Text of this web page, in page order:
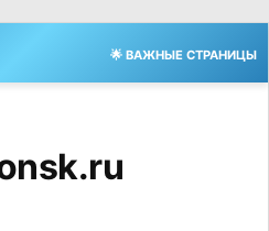
🌟 ВАЖНЫЕ СТРАНИЦЫ